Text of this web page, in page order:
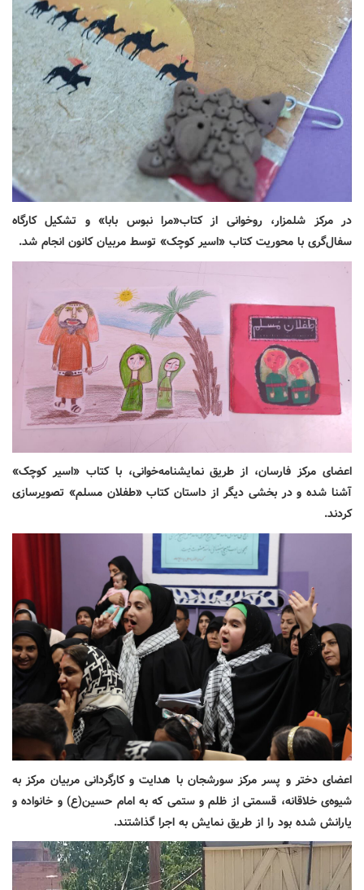
در مرکز شلمزار، روخوانی از کتاب«مرا نبوس بابا» و تشکیل کارگاه
سفال‌گری با محوریت کتاب «اسیر کوچک» توسط مربیان کانون انجام شد.
اعضای مرکز فارسان، از طریق نمایشنامه‌خوانی، با کتاب «اسیر کوچک»
آشنا شده و در بخشی دیگر از داستان کتاب «طفلان مسلم» تصویرسازی
کردند.
اعضای دختر و پسر مرکز سورشجان با هدایت و کارگردانی مربیان مرکز به
شیوه‌ی خلاقانه، قسمتی از ظلم و ستمی که به امام حسین(ع) و خانواده و
یارانش شده بود را از طریق نمایش به اجرا گذاشتند.